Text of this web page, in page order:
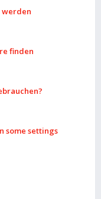
werden
finden
some settings